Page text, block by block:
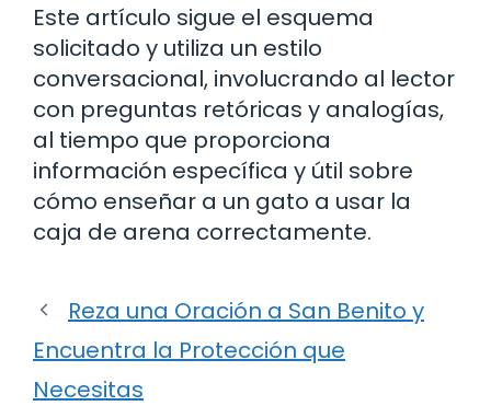
Este artículo sigue el esquema
solicitado y utiliza un estilo
conversacional, involucrando al lector
con preguntas retóricas y analogías,
al tiempo que proporciona
información específica y útil sobre
cómo enseñar a un gato a usar la
caja de arena correctamente.
Reza una Oración a San Benito y
Encuentra la Protección que
Necesitas